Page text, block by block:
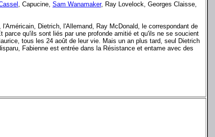
, Capucine, Sam Wanamaker, Ray Lovelock, Georges Claisse,
Dietrich, l'Allemand, Ray McDonald, le correspondant de
qu'ils sont liés par une profonde amitié et qu'ils ne se soucient
tous les 24 août de leur vie. Mais un an plus tard, seul Dietrich
Fabienne est entrée dans la Résistance et entame avec des